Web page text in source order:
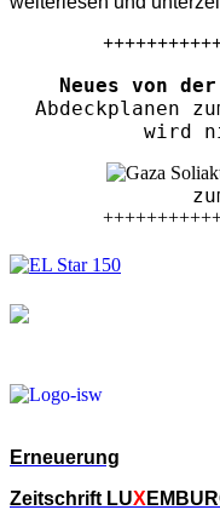
Neues von
Abdeckplanen
wird
Erneuerung
Zeitschrift LUX